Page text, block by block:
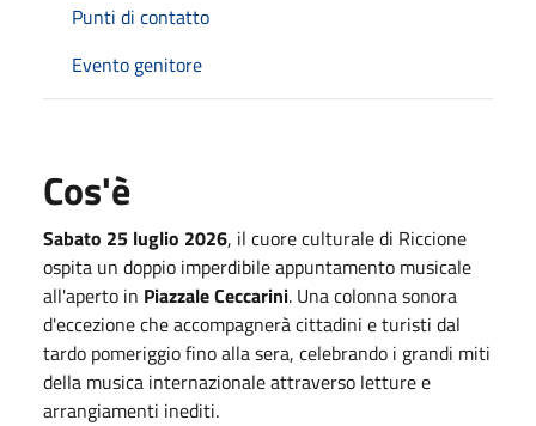
Punti di contatto
Evento genitore
Cos'è
Sabato 25 luglio 2026, il cuore culturale di Riccione
ospita un doppio imperdibile appuntamento musicale
all'aperto in Piazzale Ceccarini. Una colonna sonora
d'eccezione che accompagnerà cittadini e turisti dal
tardo pomeriggio fino alla sera, celebrando i grandi miti
della musica internazionale attraverso letture e
arrangiamenti inediti.